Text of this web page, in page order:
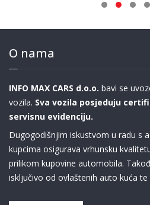
O nama
INFO MAX CARS d.o.o. bavi se
vozila. Sva vozila posjeduju
servisnu evidenciju.
Dugogodišnjim iskustvom u radu s
kupcima osigurava vrhunsku
prilikom kupovine automobila.
isključivo od ovlaštenih auto kuća te